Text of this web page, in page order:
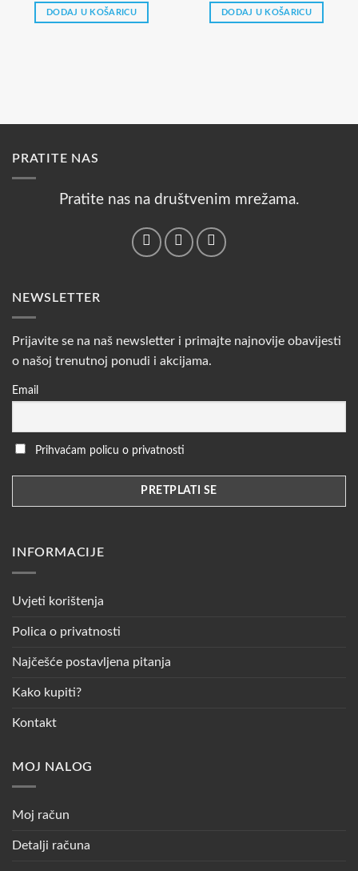
DODAJ U KOŠARICU
bila
je:
je:
2,90 €.
DODAJ U KOŠARICU
PRATITE NAS
Pratite nas na društvenim mrežama.
NEWSLETTER
Prijavite se na naš newsletter i primajte najnovije obavijesti
o našoj trenutnoj ponudi i akcijama.
Email
Prihvaćam policu o privatnosti
INFORMACIJE
Uvjeti korištenja
Polica o privatnosti
Najčešće postavljena pitanja
Kako kupiti?
Kontakt
MOJ NALOG
Moj račun
Detalji računa